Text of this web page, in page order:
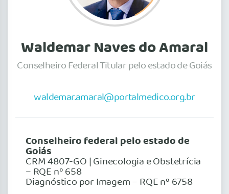
Waldemar Naves do Amaral
Conselheiro Federal Titular pelo estado de Goiás
waldemar.amaral@portalmedico.org.br
Conselheiro federal pelo estado de
Goiás
CRM 4807-GO | Ginecologia e Obstetrícia
– RQE nº 658
Diagnóstico por Imagem – RQE nº 6758